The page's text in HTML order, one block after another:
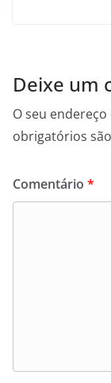
Deixe um
O seu
obrigatórios
Comentário *